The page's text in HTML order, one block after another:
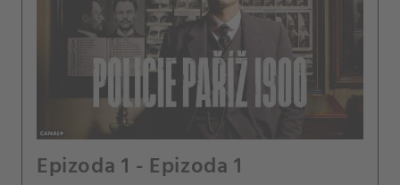
Epizoda 1 - Epizoda 1